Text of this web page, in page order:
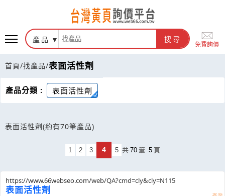
產品 搜尋
免費詢價
首頁/找產品/表面活性劑
產品分類 : 表面活性劑
表面活性劑(約有70筆產品)
1 2 3 4 5 共 70 筆 5 頁
https://www.66webseo.com/web/QA?cmd=cly&cly=N115
表面活性劑